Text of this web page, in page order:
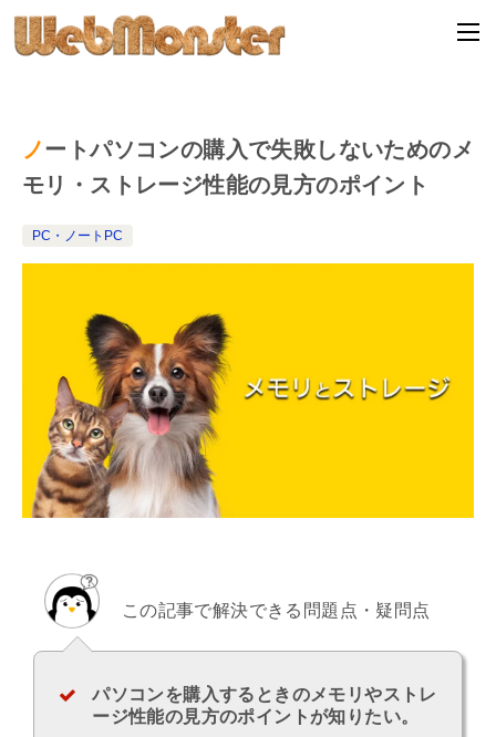
ノートパソコンの購入で失敗しないためのメ
モリ・ストレージ性能の見方のポイント
PC・ノートPC
この記事で解決できる問題点・疑問点
パソコンを購入するときのメモリやストレ
ージ性能の見方のポイントが知りたい。